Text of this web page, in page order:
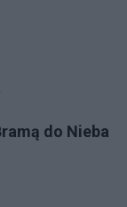
do Nieba